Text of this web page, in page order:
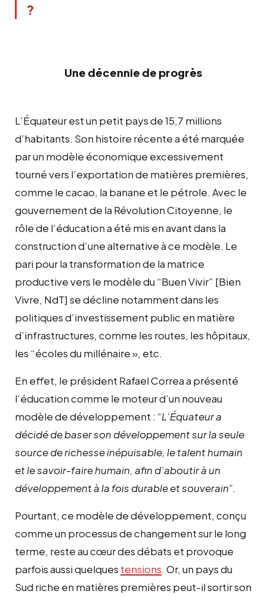
?
Une décennie de progrès
L’Équateur est un petit pays de 15,7 millions
d’habitants. Son histoire récente a été marquée
par un modèle économique excessivement
tourné vers l’exportation de matières premières,
comme le cacao, la banane et le pétrole. Avec le
gouvernement de la Révolution Citoyenne, le
rôle de l’éducation a été mis en avant dans la
construction d’une alternative à ce modèle. Le
pari pour la transformation de la matrice
productive vers le modèle du “Buen Vivir” [Bien
Vivre, NdT] se décline notamment dans les
politiques d’investissement public en matière
d’infrastructures, comme les routes, les hôpitaux,
les “écoles du millénaire », etc.
En effet, le président Rafael Correa a présenté
l’éducation comme le moteur d’un nouveau
modèle de développement : “L’Équateur a
décidé de baser son développement sur la seule
source de richesse inépuisable, le talent humain
et le savoir-faire humain, afin d’aboutir à un
développement à la fois durable et souverain”.
Pourtant, ce modèle de développement, conçu
comme un processus de changement sur le long
terme, reste au cœur des débats et provoque
parfois aussi quelques tensions. Or, un pays du
Sud riche en matières premières peut-il sortir son